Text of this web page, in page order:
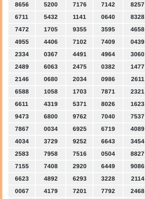
8656
5200 7176 7142 8257
6711
5432 1141 0640 8328
7472
1705 9355 3595 4658
4955
4406 7102 7409 0439
2334
0367 4491 4964 3060
2489
6063 2475 0382 1477
2146
0680 2034 0986 2611
6588
1058 1703 7871 2321
6611
4319 5371 8026 1623
9473
6800 9762 7040 7537
7867
0034 6925 6719 4089
4034
3729 9252 6643 3454
2583
7958 7516 0504 8827
7155
7408 2920 6449 9086
6623
4892 6293 3228 2114
0067
4179 7201 7792 2468